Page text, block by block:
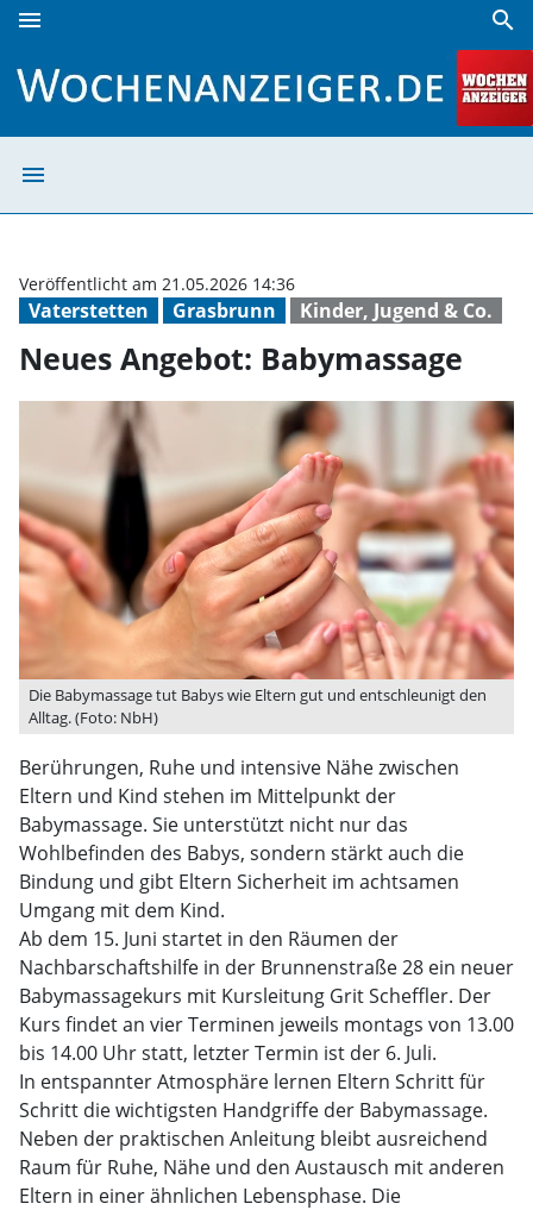
menu search
menu
Vaterstetten Grasbrunn Kinder, Jugend & Co.
Veröffentlicht am 21.05.2026 14:36
Neues Angebot: Babymassage
Die Babymassage tut Babys wie Eltern gut und entschleunigt den
Alltag. (Foto: NbH)
Berührungen, Ruhe und intensive Nähe zwischen
Eltern und Kind stehen im Mittelpunkt der
Babymassage. Sie unterstützt nicht nur das
Wohlbefinden des Babys, sondern stärkt auch die
Bindung und gibt Eltern Sicherheit im achtsamen
Umgang mit dem Kind.
Ab dem 15. Juni startet in den Räumen der
Nachbarschaftshilfe in der Brunnenstraße 28 ein neuer
Babymassagekurs mit Kursleitung Grit Scheffler. Der
Kurs findet an vier Terminen jeweils montags von 13.00
bis 14.00 Uhr statt, letzter Termin ist der 6. Juli.
In entspannter Atmosphäre lernen Eltern Schritt für
Schritt die wichtigsten Handgriffe der Babymassage.
Neben der praktischen Anleitung bleibt ausreichend
Raum für Ruhe, Nähe und den Austausch mit anderen
Eltern in einer ähnlichen Lebensphase. Die